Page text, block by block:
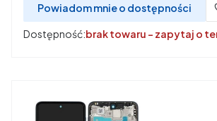
Powiadom mnie o dostępności
Dostępność:brak towaru - zapytaj o